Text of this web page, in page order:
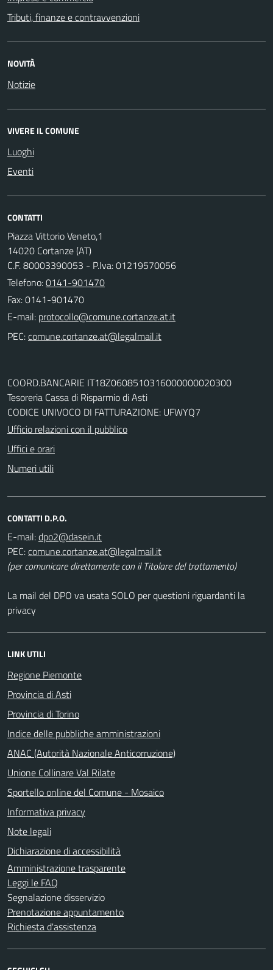
Tributi, finanze e contravvenzioni
NOVITÀ
Notizie
VIVERE IL COMUNE
Luoghi
Eventi
CONTATTI
Piazza Vittorio Veneto,1
14020 Cortanze (AT)
C.F. 80003390053 - P.Iva: 01219570056
Telefono:0141-901470
Fax: 0141-901470
E-mail:
PEC:
COORD.BANCARIE IT18Z0608510316000000020300
Tesoreria Cassa di Risparmio di Asti
CODICE UNIVOCO DI FATTURAZIONE: UFWYQ7
Ufficio relazioni con il pubblico
Uffici e orari
Numeri utili
CONTATTI D.P.O.
E-mail:
PEC:
(per comunicare direttamente con il Titolare del trattamento)
La mail del DPO va usata SOLO per questioni riguardanti la
privacy
LINK UTILI
Regione Piemonte
Provincia di Asti
Provincia di Torino
Indice delle pubbliche amministrazioni
ANAC (Autorità Nazionale Anticorruzione)
Unione Collinare Val Rilate
Sportello online del Comune - Mosaico
Informativa privacy
Note legali
Dichiarazione di accessibilità
Amministrazione trasparente
Leggi le FAQ
Segnalazione disservizio
Prenotazione appuntamento
Richiesta d'assistenza